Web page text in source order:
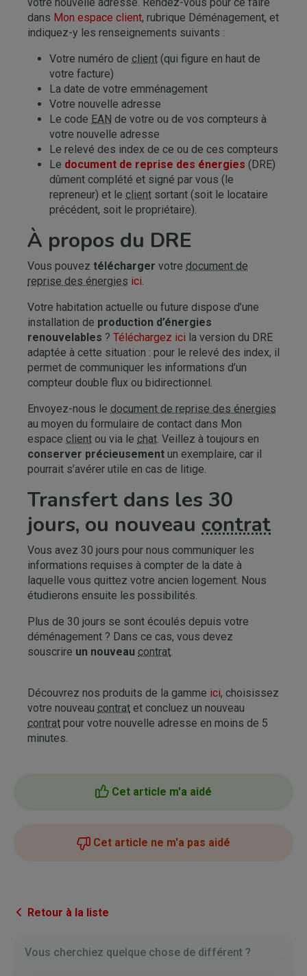
dans Mon espace client, rubrique Déménagement, et
indiquez-y les renseignements suivants :
Votre numéro de client (qui figure en haut de
votre facture)
La date de votre emménagement
Votre nouvelle adresse
Le code EAN de votre ou de vos compteurs à
votre nouvelle adresse
Le relevé des index de ce ou de ces compteurs
Le document de reprise des énergies (DRE)
dûment complété et signé par vous (le
repreneur) et le client sortant (soit le locataire
précédent, soit le propriétaire).
À propos du DRE
Vous pouvez télécharger votre document de
reprise des énergies ici.
Votre habitation actuelle ou future dispose d’une
installation de production d’énergies
renouvelables ? Téléchargez ici la version du DRE
adaptée à cette situation : pour le relevé des index, il
permet de communiquer les informations d’un
compteur double flux ou bidirectionnel.
Envoyez-nous le document de reprise des énergies
au moyen du formulaire de contact dans Mon
espace client ou via le chat. Veillez à toujours en
conserver précieusement un exemplaire, car il
pourrait s’avérer utile en cas de litige.
Transfert dans les 30
jours, ou nouveau contrat
Vous avez 30 jours pour nous communiquer les
informations requises à compter de la date à
laquelle vous quittez votre ancien logement. Nous
étudierons ensuite les possibilités.
Plus de 30 jours se sont écoulés depuis votre
déménagement ? Dans ce cas, vous devez
souscrire un nouveau contrat.
Découvrez nos produits de la gamme ici, choisissez
votre nouveau contrat et concluez un nouveau
contrat pour votre nouvelle adresse en moins de 5
minutes.
Cet article m'a aidé
Cet article ne m'a pas aidé
Retour à la liste
Vous cherchiez quelque chose de différent ?